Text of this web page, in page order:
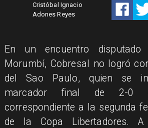
Cristóbal Ignacio
Adones Reyes
​En un encuentro
Morumbí, Cobresal no logró
del Sao Paulo, quien se
marcador final de 2-0
correspondiente a la segunda
de la Copa Libertadores.